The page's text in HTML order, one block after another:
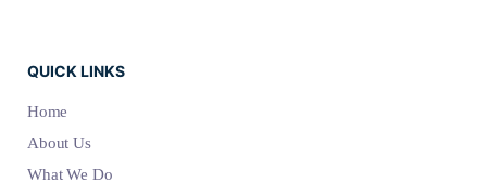
QUICK LINKS
Home
About Us
What We Do